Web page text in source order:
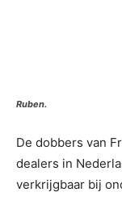
Ruben.
De dobbers van
dealers in
verkrijgbaar bij